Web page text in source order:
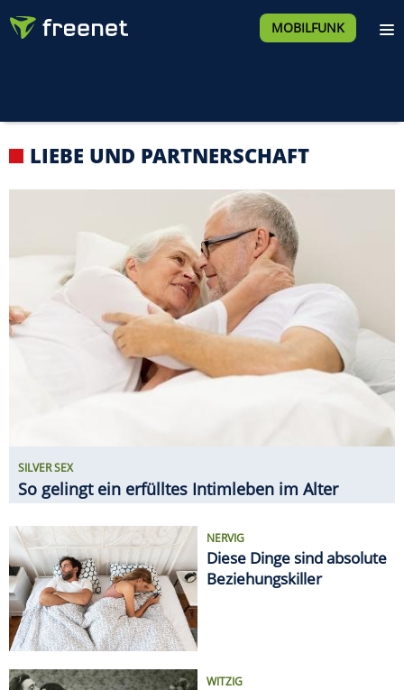
MOBILFUNK
LIEBE UND PARTNERSCHAFT
SILVER SEX
So gelingt ein erfülltes Intimleben im Alter
NERVIG
Diese Dinge sind absolute
Beziehungskiller
WITZIG